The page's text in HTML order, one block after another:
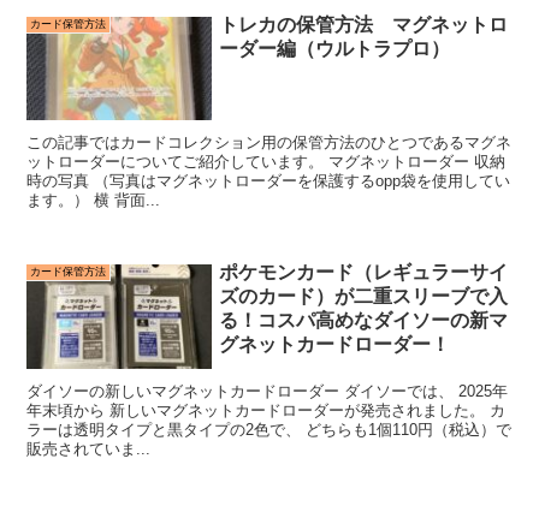
カード保管方法
トレカの保管方法 マグネットロ
ーダー編（ウルトラプロ）
この記事ではカードコレクション用の保管方法のひとつであるマグネ
ットローダーについてご紹介しています。 マグネットローダー 収納
時の写真 （写真はマグネットローダーを保護するopp袋を使用してい
ます。） 横 背面...
カード保管方法
ポケモンカード（レギュラーサイ
ズのカード）が二重スリーブで入
る！コスパ高めなダイソーの新マ
グネットカードローダー！
ダイソーの新しいマグネットカードローダー ダイソーでは、 2025年
年末頃から 新しいマグネットカードローダーが発売されました。 カ
ラーは透明タイプと黒タイプの2色で、 どちらも1個110円（税込）で
販売されていま...